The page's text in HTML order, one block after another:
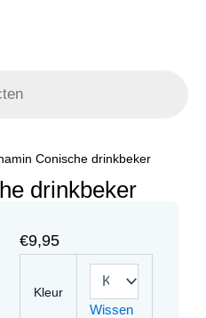
Conische drinkbeker
drinkbeker
€9,95
Kleur
Wissen
drinkbeker